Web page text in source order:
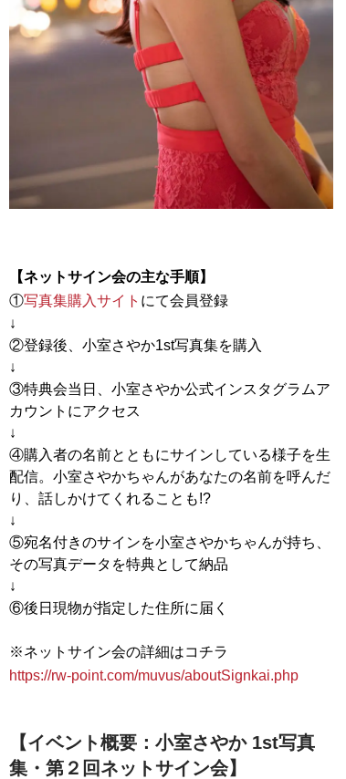
【ネットサイン会の主な手順】
①写真集購入サイト にて会員登録
↓
②登録後、小室さやか1st写真集を購入
↓
③特典会当日、小室さやか公式インスタグラムア
カウントにアクセス
↓
④購入者の名前とともにサインしている様子を生
配信。小室さやかちゃんがあなたの名前を呼んだ
り、話しかけてくれることも!?
↓
⑤宛名付きのサインを小室さやかちゃんが持ち、
その写真データを特典として納品
↓
⑥後日現物が指定した住所に届く
https://rw-point.com/muvus/aboutSignkai.php
【イベント概要：小室さやか 1st写真
集・第２回ネットサイン会】